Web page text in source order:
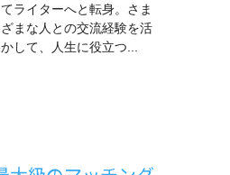
てライターへと転身。さま
ざまな人との交流経験を活
かして、人生に役立つ...